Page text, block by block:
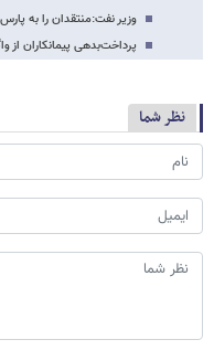
وزیر نفت:منتقدان را به
پرداخت‌بدهی پیمانکاران از
نظر شما